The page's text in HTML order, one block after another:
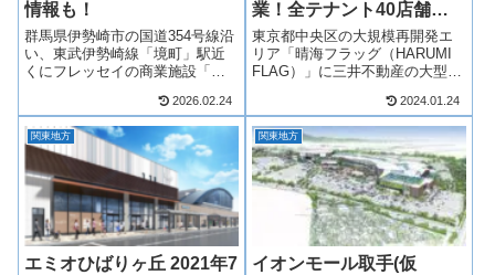
情報も！
群馬県伊勢崎市の国道354号線沿
い、東武伊勢崎線「境町」駅近
くにフレッセイの商業施設「境
業！境北商業集積計画は、食品
スーパーマーケットのフレッセ
イを中心に、コメリの大型店舗
など複数店舗が出店！境北商業
集積計画...
2026.02.24
業！全テナント40店舗一
覧！最新情報も！
東京都中央区の大規模再開発エ
リア「晴海フラッグ（HARUMI
FLAG）」に三井不動産の大型商
ク ららテラス HARUMI FLAG」
が2024年3月1日(金)開業！都心の
18ヘクタールの敷地を東京オリ
ンピック選...
2024.01.24
関東地方
エミオひばりヶ丘 2021年7
関東地方
イオンモール取手(仮